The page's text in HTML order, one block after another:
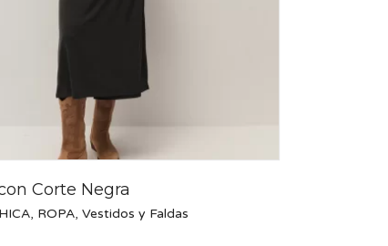
Corte Negra
, ROPA, Vestidos y Faldas